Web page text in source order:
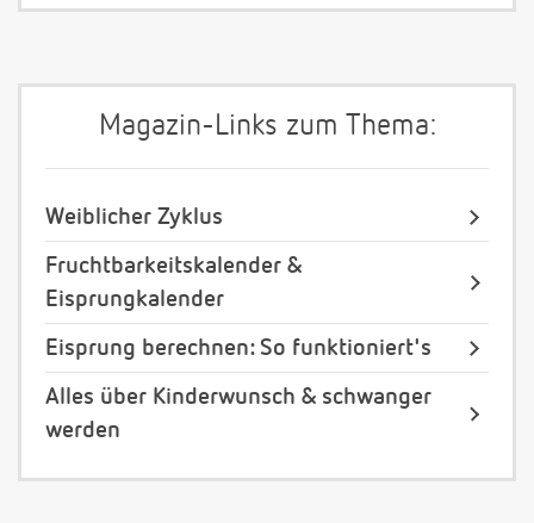
Magazin-Links zum Thema:
Weiblicher Zyklus
Fruchtbarkeitskalender &
Eisprungkalender
Eisprung berechnen: So funktioniert's
Alles über Kinderwunsch & schwanger
werden